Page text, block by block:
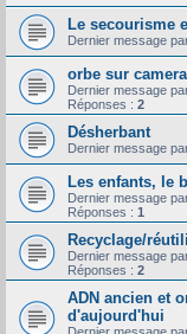
Le secourisme
Dernier message
orbe sur
Dernier message
Réponses : 2
Désherbant
Dernier message
Les enfants, le
Dernier message
Réponses : 1
Recyclage/
Dernier message
Réponses : 2
ADN ancien et
d'aujourd'hui